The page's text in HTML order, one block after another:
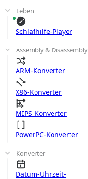
Leben
Schlafhilfe-Player
Assembly & Disassembly
ARM-Konverter
X86-Konverter
MIPS-Konverter
PowerPC-Konverter
Konverter
Datum-Uhrzeit-